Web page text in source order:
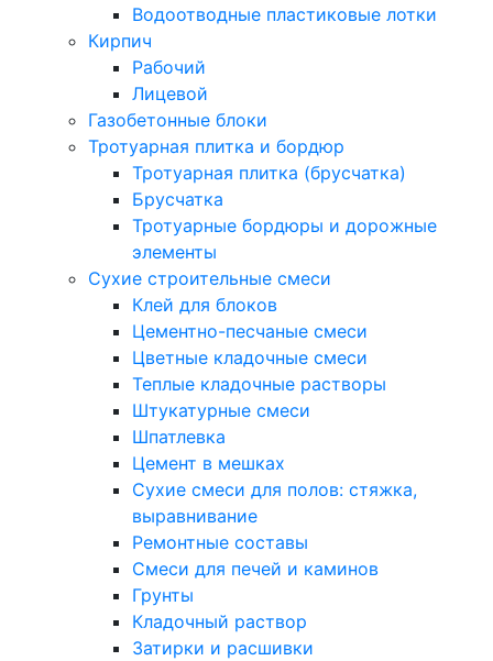
Водоотводные пластиковые лотки
Кирпич
Рабочий
Лицевой
Газобетонные блоки
Тротуарная плитка и бордюр
Тротуарная плитка (брусчатка)
Брусчатка
Тротуарные бордюры и дорожные
элементы
Сухие строительные смеси
Клей для блоков
Цементно-песчаные смеси
Цветные кладочные смеси
Теплые кладочные растворы
Штукатурные смеси
Шпатлевка
Цемент в мешках
Сухие смеси для полов: стяжка,
выравнивание
Ремонтные составы
Смеси для печей и каминов
Грунты
Кладочный раствор
Затирки и расшивки